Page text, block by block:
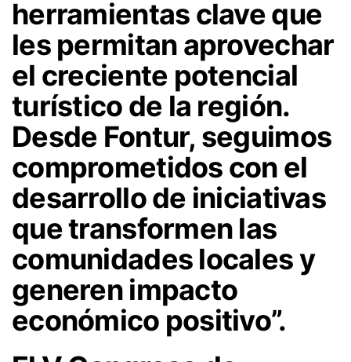
herramientas clave que
les permitan aprovechar
el creciente potencial
turístico de la región.
Desde Fontur, seguimos
comprometidos con el
desarrollo de iniciativas
que transformen las
comunidades locales y
generen impacto
económico positivo”.